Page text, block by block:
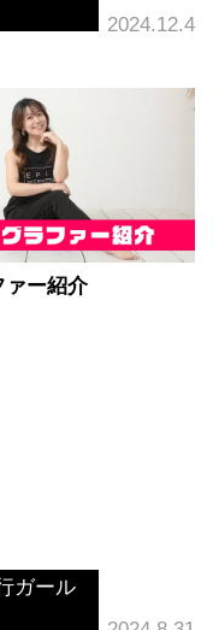
2024.12.4
ァー紹介
ガール